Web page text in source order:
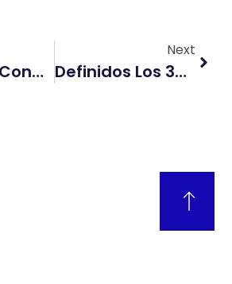
Los Knicks Conquistan La NBA Tras 53 Años Y Jalen Brunson Es Elegido MVP De Las Finales
Next
Definidos Los 32 Clasificados A Dieciseisavos Del Mundial 2026: Así Quedaron Los Cruces